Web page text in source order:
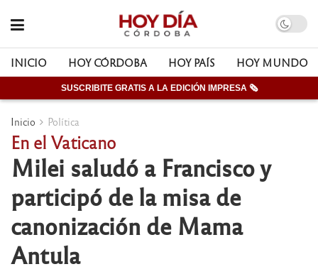
INICIO HOY CÓRDOBA HOY PAÍS HOY MUNDO
SUSCRIBITE GRATIS A LA EDICIÓN IMPRESA 🗞
Inicio Política
En el Vaticano
Milei saludó a Francisco y
participó de la misa de
canonización de Mama
Antula